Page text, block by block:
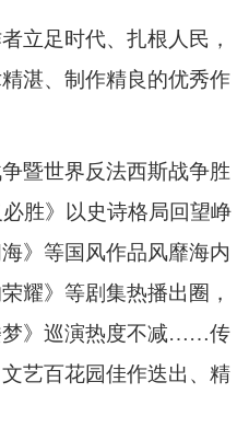
立足时代、扎根人民，
湛、制作精良的优秀作
暨世界反法西斯战争胜
胜》以史诗格局回望峥
》等国风作品风靡海内
耀》等剧集热播出圈，
梦》巡演热度不减……传
艺百花园佳作迭出、精